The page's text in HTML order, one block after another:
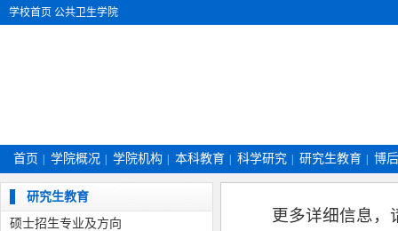
学校首页 公共卫生学院
首页 学院概况 学院机构 本科教育 科学研究 研究生教育 博
更多详细信息，
研究生教育
硕士招生专业及方向